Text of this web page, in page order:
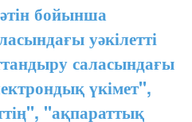
бойынша
уәкілетті
саласындағы
үкімет",
"ақпараттық